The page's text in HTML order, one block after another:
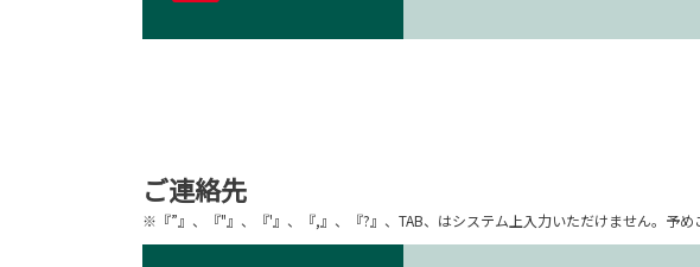
ご連絡先
※『”』、『"』、『'』、『,』、『?』、TAB、はシステム上入力いただけません。予め